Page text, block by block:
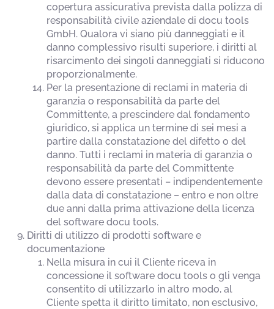
copertura assicurativa prevista dalla polizza di
responsabilità civile aziendale di docu tools
GmbH. Qualora vi siano più danneggiati e il
danno complessivo risulti superiore, i diritti al
risarcimento dei singoli danneggiati si riducono
proporzionalmente.
Per la presentazione di reclami in materia di
garanzia o responsabilità da parte del
Committente, a prescindere dal fondamento
giuridico, si applica un termine di sei mesi a
partire dalla constatazione del difetto o del
danno. Tutti i reclami in materia di garanzia o
responsabilità da parte del Committente
devono essere presentati – indipendentemente
dalla data di constatazione – entro e non oltre
due anni dalla prima attivazione della licenza
del software docu tools.
Diritti di utilizzo di prodotti software e
documentazione
Nella misura in cui il Cliente riceva in
concessione il software docu tools o gli venga
consentito di utilizzarlo in altro modo, al
Cliente spetta il diritto limitato, non esclusivo,